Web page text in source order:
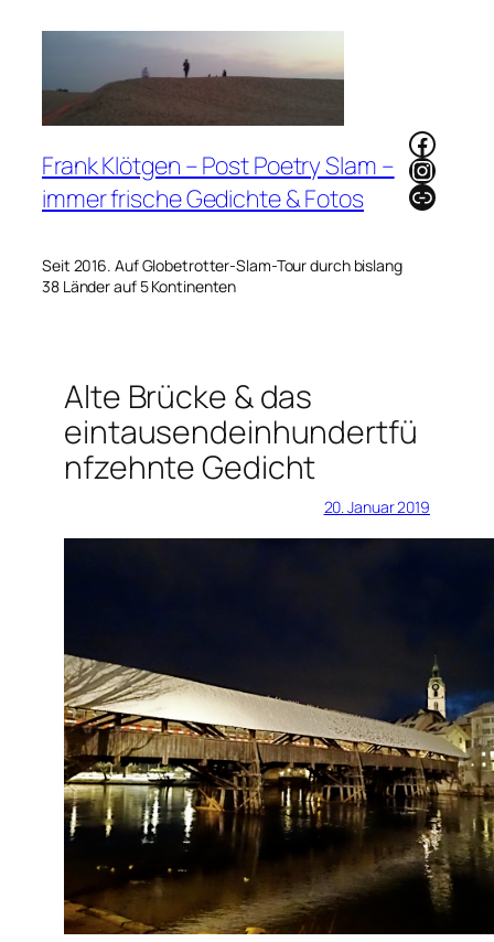
Frank Klötgen – Post Poetry Slam –
immer frische Gedichte & Fotos
Seit 2016. Auf Globetrotter-Slam-Tour durch bislang
38 Länder auf 5 Kontinenten
Link
Alte Brücke & das
eintausendeinhundertfü
nfzehnte Gedicht
20. Januar 2019